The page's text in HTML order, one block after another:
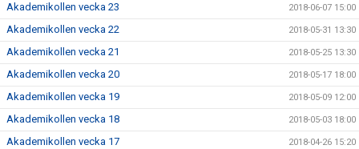
Akademikollen vecka 23 2018-06-07 15:00
Akademikollen vecka 22 2018-05-31 13:30
Akademikollen vecka 21 2018-05-25 13:30
Akademikollen vecka 20 2018-05-17 18:00
Akademikollen vecka 19 2018-05-09 12:00
Akademikollen vecka 18 2018-05-03 18:00
Akademikollen vecka 17 2018-04-26 15:20